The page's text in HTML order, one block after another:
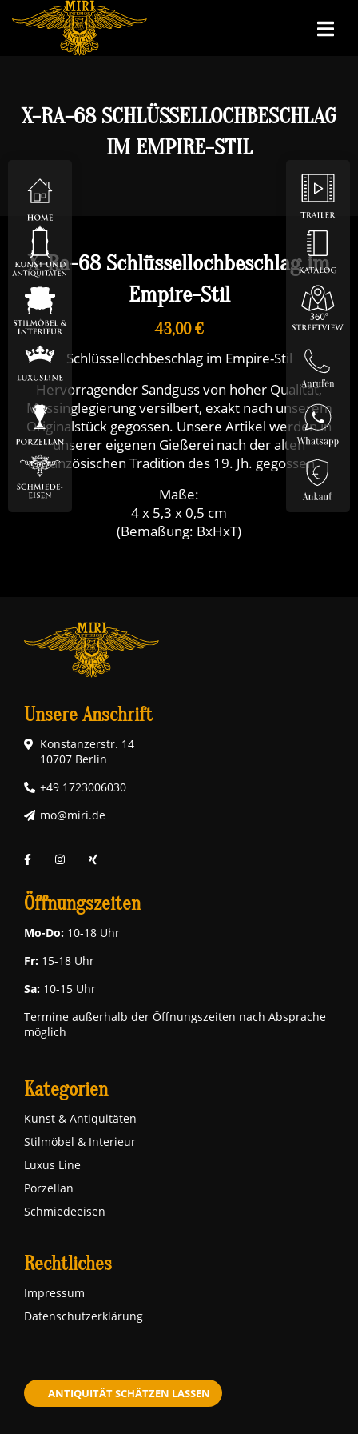
X-RA-68 SCHLÜSSELLOCHBESCHLAG
IM EMPIRE-STIL
X-Ra-68 Schlüssellochbeschlag im
Empire-Stil
43,00 €
Schlüssellochbeschlag im Empire-Stil
Hervorragender Sandguss von hoher Qualität,
Messinglegierung versilbert, exakt nach unserem
Originalstück gegossen. Unsere Artikel werden in
unserer eigenen Gießerei nach der alten
französischen Tradition des 19. Jh. gegossen.
Maße:
4 x 5,3 x 0,5 cm
(Bemaßung: BxHxT)
Unsere Anschrift
Konstanzerstr. 14
10707 Berlin
+49 1723006030
mo@miri.de
Öffnungszeiten
Mo-Do: 10-18 Uhr
Fr: 15-18 Uhr
Sa: 10-15 Uhr
Termine außerhalb der Öffnungszeiten nach Absprache
möglich
Kategorien
Kunst & Antiquitäten
Stilmöbel & Interieur
Luxus Line
Porzellan
Schmiedeeisen
Rechtliches
Impressum
Datenschutzerklärung
ANTIQUITÄT SCHÄTZEN LASSEN